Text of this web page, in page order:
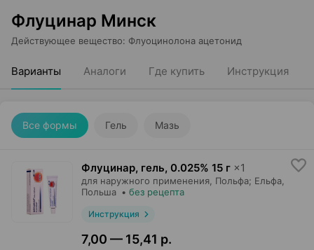
Флуцинар Минск
Действующее вещество: Флуоцинолона ацетонид
Варианты Аналоги Где купить Инструкция
Все формы Гель Мазь
Флуцинар, гель, 0.025% 15 г ×1
для наружного применения, Польфа; Ельфа
Польша • без рецепта
Инструкция
7,00 — 15,41 р.